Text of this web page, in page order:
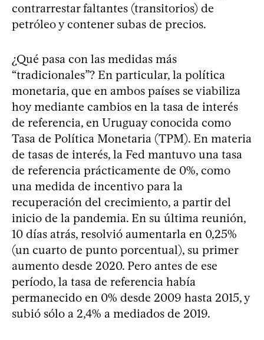
contrarrestar faltantes (transitorios) de
petróleo y contener subas de precios.
¿Qué pasa con las medidas más
“tradicionales”? En particular, la política
monetaria, que en ambos países se viabiliza
hoy mediante cambios en la tasa de interés
de referencia, en Uruguay conocida como
Tasa de Política Monetaria (TPM). En materia
de tasas de interés, la Fed mantuvo una tasa
de referencia prácticamente de 0%, como
una medida de incentivo para la
recuperación del crecimiento, a partir del
inicio de la pandemia. En su última reunión,
10 días atrás, resolvió aumentarla en 0,25%
(un cuarto de punto porcentual), su primer
aumento desde 2020. Pero antes de ese
período, la tasa de referencia había
permanecido en 0% desde 2009 hasta 2015, y
subió sólo a 2,4% a mediados de 2019.